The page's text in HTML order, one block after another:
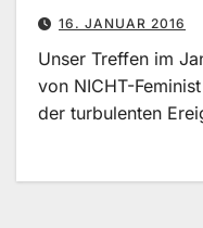
16. JANUAR 2016
Unser Treffen im
von NICHT-
der turbulenten